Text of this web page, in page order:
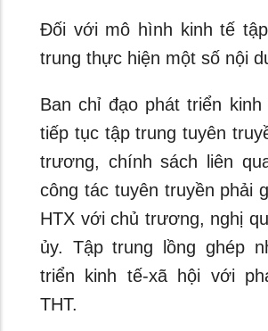
Đối với mô hình kinh tế
trung thực hiện một số nội
Ban chỉ đạo phát triển
tiếp tục tập trung tuyên
trương, chính sách liên
công tác tuyên truyền phải
HTX với chủ trương, nghị
ủy. Tập trung lồng ghép
triển kinh tế-xã hội với
THT.